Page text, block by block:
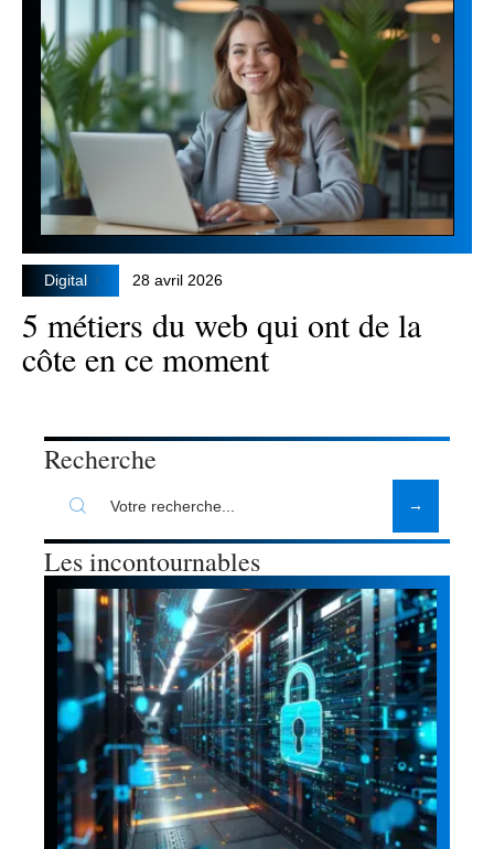
Digital 28 avril 2026
5 métiers du web qui ont de la
côte en ce moment
Recherche
Les incontournables